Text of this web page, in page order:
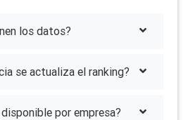
los datos?
se actualiza el ranking?
por empresa?